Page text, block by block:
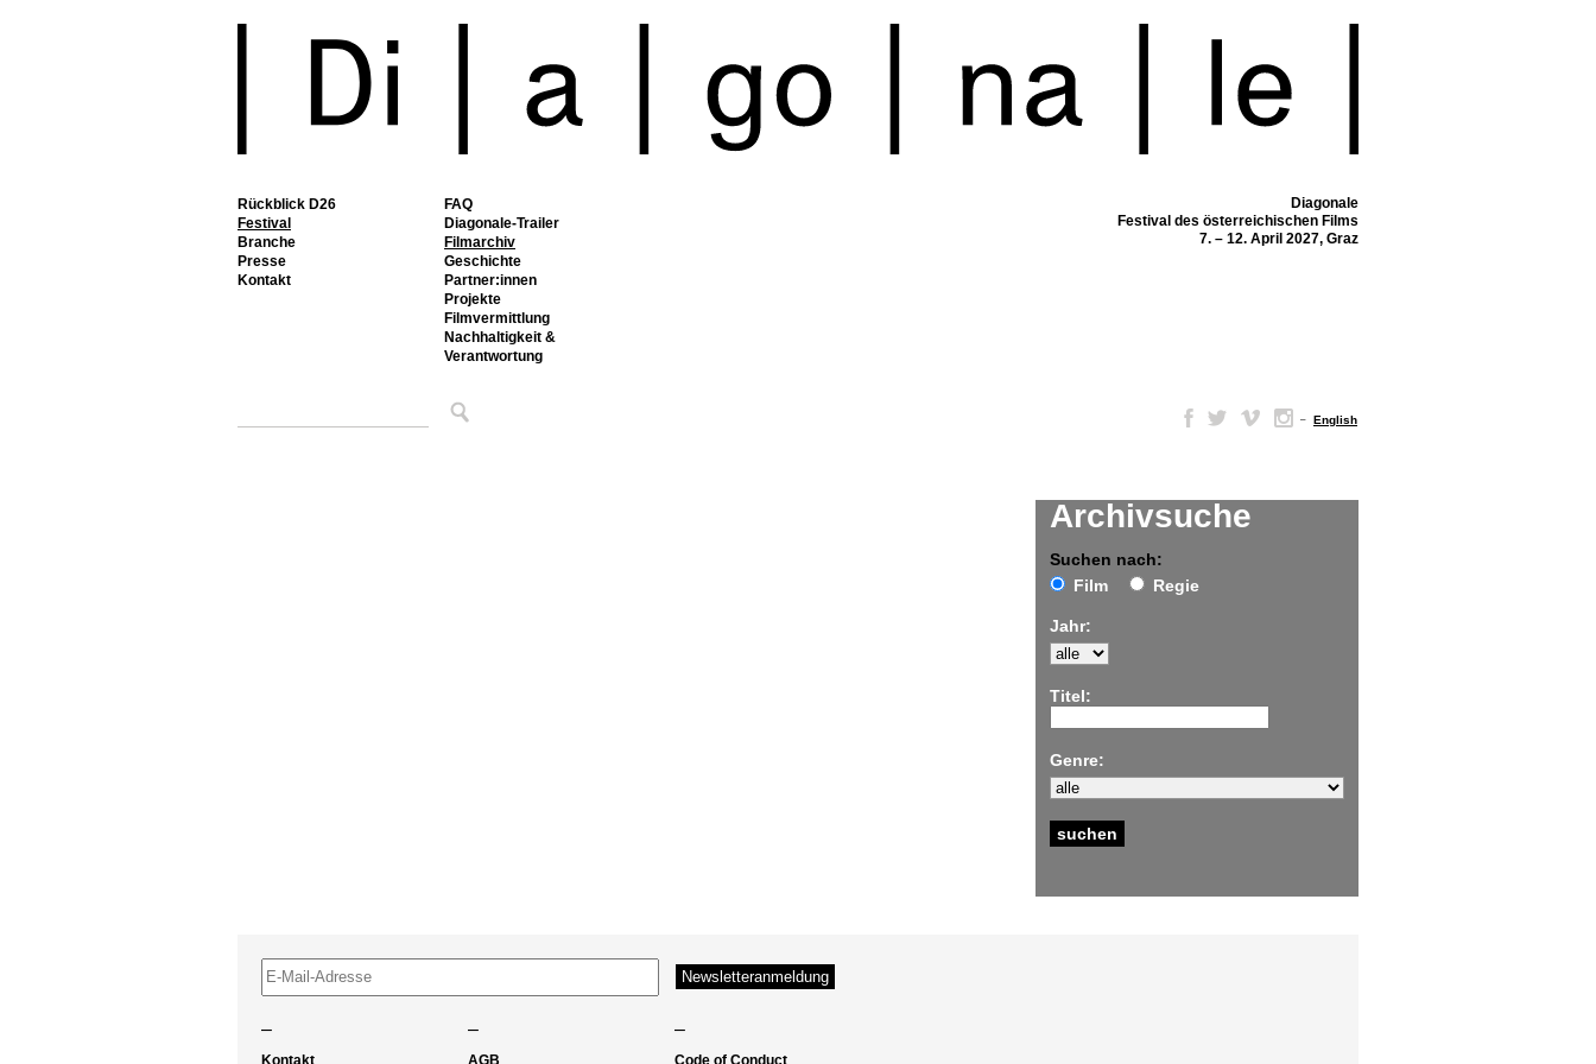
Rückblick D26
Festival
FAQ
Diagonale-Trailer
Filmarchiv
Geschichte
Partner:innen
Projekte
Filmvermittlung
Nachhaltigkeit &
Verantwortung
Branche
Presse
Kontakt
Diagonale
Festival des österreichischen Films
7. – 12. April 2027, Graz
– English
Archivsuche
Suchen nach:
Film
Regie
Jahr:
Titel:
Genre:
– – –
Kontakt AGB Code of Conduct